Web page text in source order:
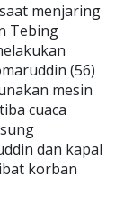
menjaring
Tebing
(56)
mesin
cuaca
dan kapal
korban